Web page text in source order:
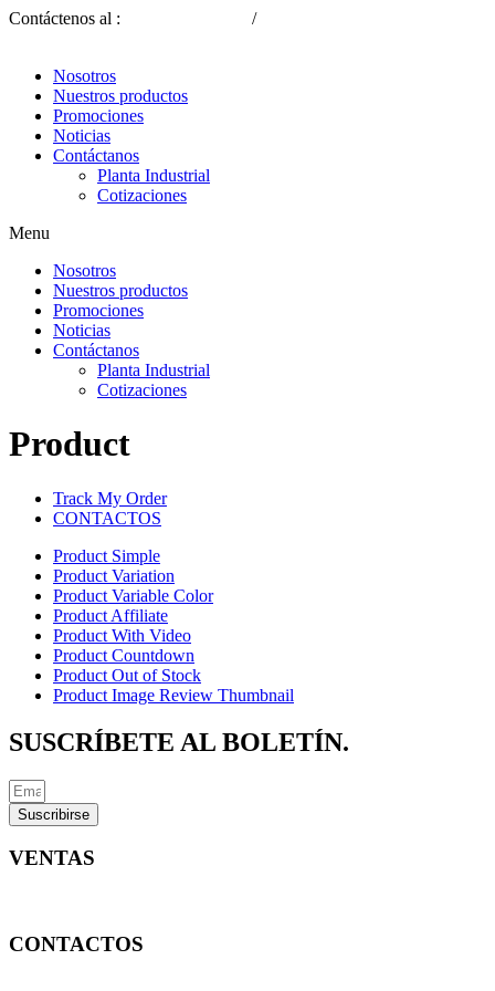
Contáctenos al : /
Nosotros
Nuestros productos
Promociones
Noticias
Contáctanos
Planta Industrial
Cotizaciones
Menu
Nosotros
Nuestros productos
Promociones
Noticias
Contáctanos
Planta Industrial
Cotizaciones
Product
Track My Order
CONTACTOS
Product Simple
Product Variation
Product Variable Color
Product Affiliate
Product With Video
Product Countdown
Product Out of Stock
Product Image Review Thumbnail
SUSCRÍBETE AL BOLETÍN.
Suscribirse
VENTAS
CONTACTOS